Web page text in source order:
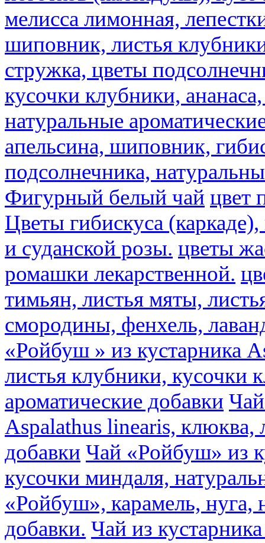
мелисса лимонная,
шиповник, листья
стружка, цветы
кусочки клубники,
натуральные
апельсина, шиповник,
подсолнечника,
Фигурный белый чай цвет
Цветы гибискуса
и суданской розы. цветы
ромашки лекарственной.
тимьян, листья мяты,
смородины, фенхель,
«Ройбуш » из кустарника
листья клубники, кусочки
ароматические добавки
Aspalathus linearis, клюква,
добавки Чай «Ройбуш» из
кусочки миндаля,
«Ройбуш», карамель, нуга,
добавки. Чай из